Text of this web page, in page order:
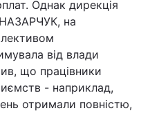
Однак дирекція
на
від влади
що працівники
- наприклад,
отримали повністю,